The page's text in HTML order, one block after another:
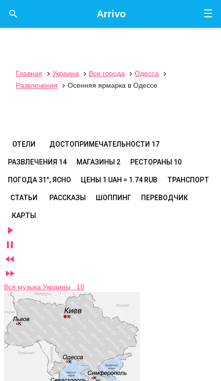
☰
Arrivo

Главная  Украина  Все города  Одесса

Развлечения
 Осенняя ярмарка в Одессе
ОТЕЛИ ДОСТОПРИМЕЧАТЕЛЬНОСТИ 17
РАЗВЛЕЧЕНИЯ 14 МАГАЗИНЫ 2 РЕСТОРАНЫ 10
ПОГОДА 31°, ЯСНО ЦЕНЫ 1 UAH = 1.74 RUB ТРАНСПОРТ
СТАТЬИ РАССКАЗЫ ШОППИНГ ПЕРЕВОДЧИК
КАРТЫ




Вся музыка Украины 10